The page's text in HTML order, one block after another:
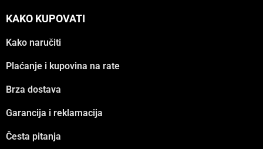
KAKO KUPOVATI
Kako naručiti
Plaćanje i kupovina na rate
Brza dostava
Garancija i reklamacija
Česta pitanja